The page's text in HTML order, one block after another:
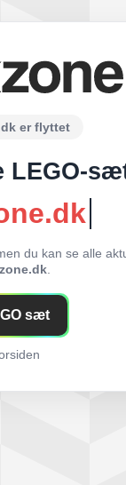
er flyttet
du kan se alle
.
sæt